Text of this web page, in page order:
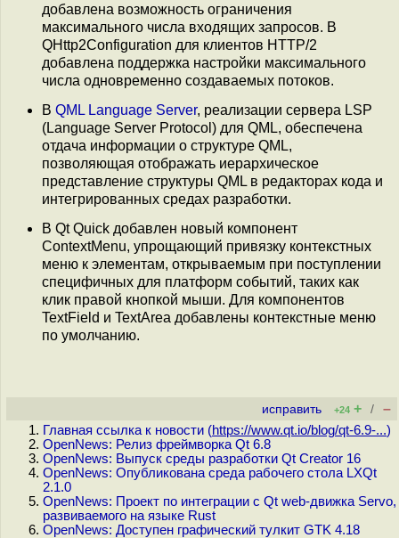
добавлена возможность ограничения
максимального числа входящих запросов. В
QHttp2Configuration для клиентов HTTP/2
добавлена поддержка настройки максимального
числа одновременно создаваемых потоков.
В QML Language Server, реализации сервера LSP
(Language Server Protocol) для QML, обеспечена
отдача информации о структуре QML,
позволяющая отображать иерархическое
представление структуры QML в редакторах кода и
интегрированных средах разработки.
В Qt Quick добавлен новый компонент
ContextMenu, упрощающий привязку контекстных
меню к элементам, открываемым при поступлении
специфичных для платформ событий, таких как
клик правой кнопкой мыши. Для компонентов
TextField и TextArea добавлены контекстные меню
по умолчанию.
исправить +24 + / –
Главная ссылка к новости (https://www.qt.io/blog/qt-6.9-...)
OpenNews: Релиз фреймворка Qt 6.8
OpenNews: Выпуск среды разработки Qt Creator 16
OpenNews: Опубликована среда рабочего стола LXQt
2.1.0
OpenNews: Проект по интеграции с Qt web-движка Servo,
развиваемого на языке Rust
OpenNews: Доступен графический тулкит GTK 4.18